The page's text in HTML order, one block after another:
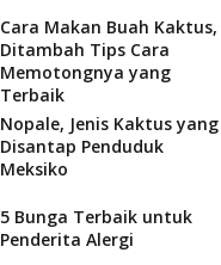
Cara Makan Buah Kaktus,
Ditambah Tips Cara
Memotongnya yang
Terbaik
Nopale, Jenis Kaktus yang
Disantap Penduduk
Meksiko
5 Bunga Terbaik untuk
Penderita Alergi